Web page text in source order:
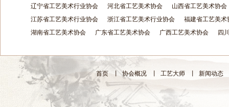
辽宁省工艺美术行业协会
河北省工艺美术协会
山西省工艺美术协会
江苏省工艺美术行业协会
浙江省工艺美术行业协会
福建省工艺美术
湖南省工艺美术协会
广东省工艺美术协会 广西工艺美术协会 四
首页 丨 协会概况 工艺大师 新闻动态